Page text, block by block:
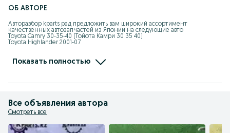
ОБ АВТОРЕ
Авторазбор kparts рад предложить вам широкий ассортимент
качественных автозапчастей из Японии на следующие авто
Toyota Camry 30-35-40 (Тойота Камри 30 35 40)
Toyota Highlander 2001-07
Mercedes Benz W124 W140 W210
Показать полностью
Все объявления автора
Смотреть все